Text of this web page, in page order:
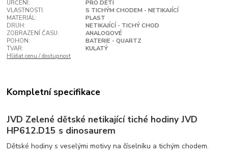
URČENÍ:
PRO DĚTI
VLASTNOSTI:
S TICHÝM CHODEM - NETIKAJÍCÍ
MATERIÁL:
PLAST
DRUH:
NETIKAJÍCÍ - TICHÝ CHOD
ZOBRAZENÍ ČASU:
ANALOGOVÉ
POHON:
BATERIE - QUARTZ
TVAR:
KULATÝ
Hlídat cenu / dostupnost
Kompletní specifikace
JVD Zelené dětské netikající tiché hodiny JVD
HP612.D15 s dinosaurem
Dětské hodiny s veselými motivy na číselníku a tichým chodem.